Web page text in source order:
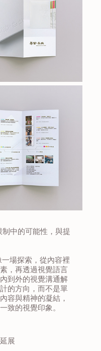
中的可能性，與提
場探索，從內容裡
，再透過視覺語言
到外的視覺溝通解
的方向，而不是單
容與精神的凝結，
致的視覺印象。
展